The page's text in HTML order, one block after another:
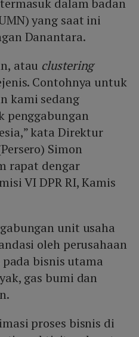
dalam badan
yang saat ini
Danantara.
atau clustering
Contohnya untuk
kami sedang
penggabungan
kata Direktur
Simon
rapat dengar
VI DPR RI, Kamis
unit usaha
oleh perusahaan
bisnis utama
gas bumi dan
proses bisnis di